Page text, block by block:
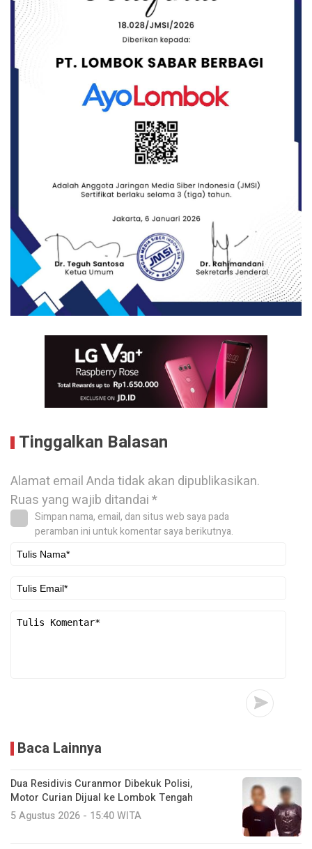
Tinggalkan Balasan
Alamat email Anda tidak akan dipublikasikan.
Ruas yang wajib ditandai*
Simpan nama, email, dan situs web saya pada
peramban ini untuk komentar saya berikutnya.
Baca Lainnya
Dua Residivis Curanmor Dibekuk Polisi,
Motor Curian Dijual ke Lombok Tengah
5 Agustus 2026 - 15:40 WITA